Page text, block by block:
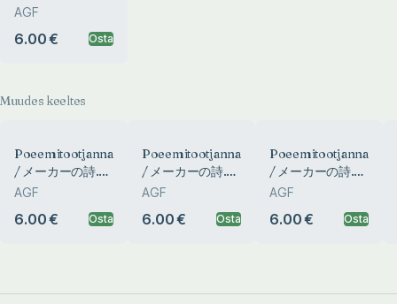
Poemproducer.
Dichtproduzent.
Стихопроизводитель.
AGF
6.00 € Osta
Muudes keeltes
Poeemitootjanna.
/ メーカーの詩.
Poemproducer.
Dichtproduzent.
Stihoproizvoditel
AGF
6.00 € Osta
Poeemitootjanna.
/ メーカーの詩.
Poemproducer.
Dichtproduzent.
Stihoproizvoditel
AGF
6.00 € Osta
Poeemitootjanna.
/ メーカーの詩.
Poemproducer.
Dichtproduzent.
Stihoproizvoditel
AGF
6.00 € Osta